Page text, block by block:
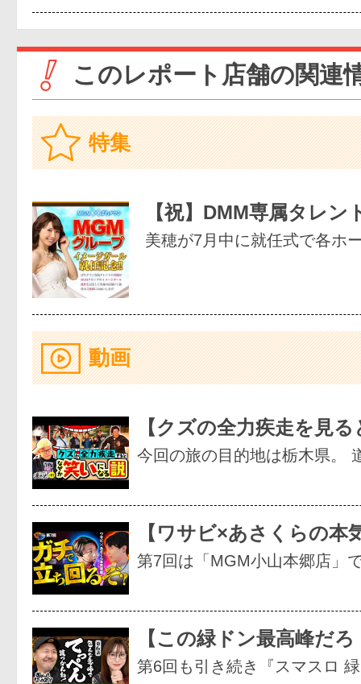
このレポート店舗の関連
特集
【祝】DMM専属タレ
美穂が7月中に就任式で各ホ
動画
【クズの全力疾走を見
今回の旅の目的地は栃木県。
【ワサビ×あさくらの本
第7回は「MGM小山本郷店」
【この緑ドン最高峰だ
第6回も引き続き『スマスロ